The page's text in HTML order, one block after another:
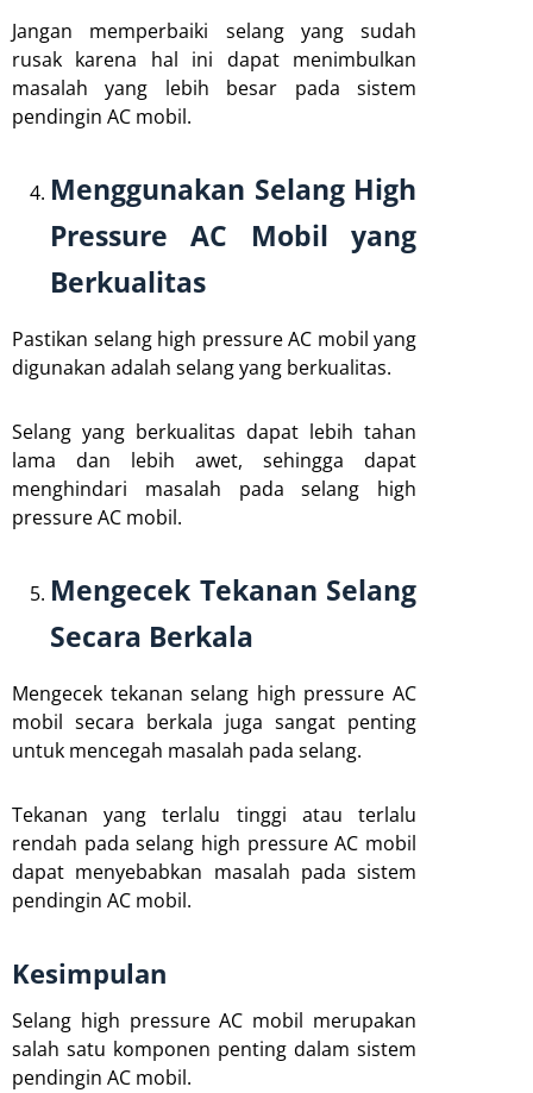
Jangan memperbaiki selang yang sudah
rusak karena hal ini dapat menimbulkan
masalah yang lebih besar pada sistem
pendingin AC mobil.
Menggunakan Selang High
Pressure AC Mobil yang
Berkualitas
Pastikan selang high pressure AC mobil yang
digunakan adalah selang yang berkualitas.
Selang yang berkualitas dapat lebih tahan
lama dan lebih awet, sehingga dapat
menghindari masalah pada selang high
pressure AC mobil.
Mengecek Tekanan Selang
Secara Berkala
Mengecek tekanan selang high pressure AC
mobil secara berkala juga sangat penting
untuk mencegah masalah pada selang.
Tekanan yang terlalu tinggi atau terlalu
rendah pada selang high pressure AC mobil
dapat menyebabkan masalah pada sistem
pendingin AC mobil.
Kesimpulan
Selang high pressure AC mobil merupakan
salah satu komponen penting dalam sistem
pendingin AC mobil.